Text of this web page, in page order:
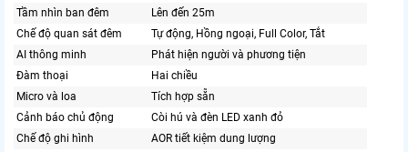
Tầm nhìn ban đêm
Lên đến 25m
Chế độ quan sát đêm
Tự động, Hồng ngoại, Full Color, Tắt
AI thông minh
Phát hiện người và phương tiện
Đàm thoại
Hai chiều
Micro và loa
Tích hợp sẵn
Cảnh báo chủ động
Còi hú và đèn LED xanh đỏ
Chế độ ghi hình
AOR tiết kiệm dung lượng